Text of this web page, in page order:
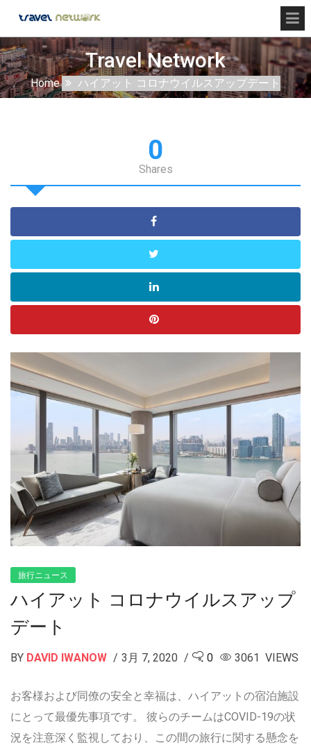
Travel Network
Home ハイアット コロナウイルスアップデート
0
Shares
旅行ニュース
ハイアット コロナウイルスアップ
デート
BY DAVID IWANOW 3月 7, 2020 0 3061 VIEWS
お客様および同僚の安全と幸福は、ハイアットの宿泊施設
にとって最優先事項です。 彼らのチームはCOVID-19の状
況を注意深く監視しており、この間の旅行に関する懸念を